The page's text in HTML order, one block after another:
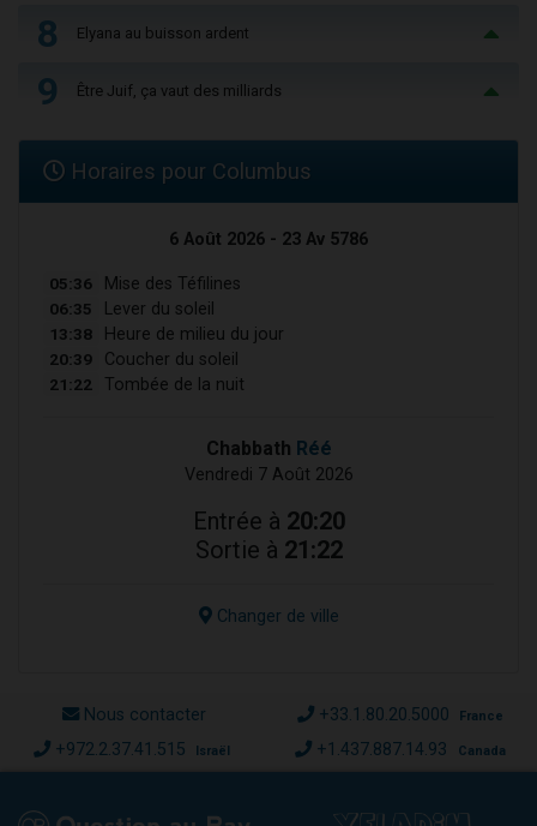
8 Elyana au buisson ardent
9 Être Juif, ça vaut des milliards
Horaires pour Columbus
6 Août 2026 - 23 Av 5786
05:36 Mise des Téfilines
06:35 Lever du soleil
13:38 Heure de milieu du jour
20:39 Coucher du soleil
21:22 Tombée de la nuit
Chabbath Réé
Vendredi 7 Août 2026
Entrée à 20:20
Sortie à 21:22
Changer de ville
Nous contacter +33.1.80.20.5000 France
+972.2.37.41.515 Israël +1.437.887.14.93 Canada